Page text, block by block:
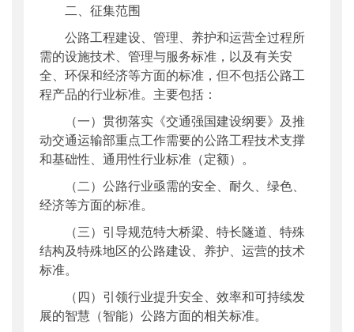
二、征集范围
公路工程建设、管理、养护和运营全过程所
需的设施技术、管理与服务标准，以及有关安
全、环保和经济等方面的标准，但不包括公路工
程产品的行业标准。主要包括：
（一）贯彻落实《交通强国建设纲要》及推
动交通运输部重点工作需要的公路工程技术支撑
和基础性、通用性行业标准（定额）。
（二）公路行业亟需的安全、耐久、绿色、
经济等方面的标准。
（三）引导规范特大桥梁、特长隧道、特殊
结构及特殊地区的公路建设、养护、运营的技术
标准。
（四）引领行业提升安全、效率和可持续发
展的智慧（智能）公路方面的相关标准。